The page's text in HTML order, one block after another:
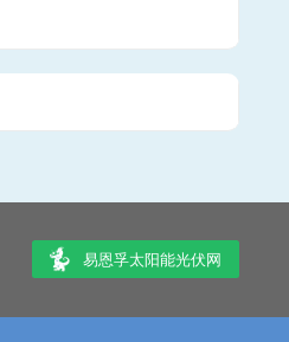
易恩孚太阳能光伏网